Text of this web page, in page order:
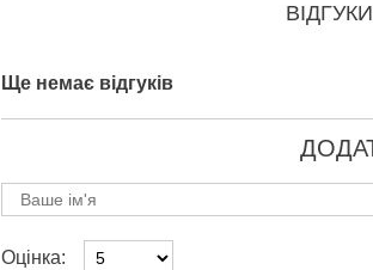
Ще немає відгуків
Оцінка: